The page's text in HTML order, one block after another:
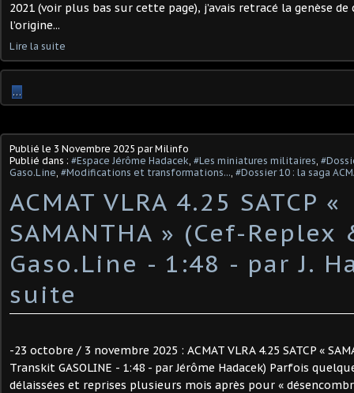
2021 (voir plus bas sur cette page), j’avais retracé la genèse
l’origine...
Lire la suite
…
Publié le 3 Novembre 2025 par Milinfo
Publié dans : #Espace Jérôme Hadacek, #Les miniatures militaires,
Gaso.Line, #Modifications et transformations..., #Dossier 10 : la saga
ACMAT VLRA 4.25 SATCP «
SAMANTHA » (Cef-
Gaso.Line - 1:48 - par J.
suite
-23 octobre / 3 novembre 2025 : ACMAT VLRA 4.25 SATCP «
Transkit GASOLINE - 1:48 - par Jérôme Hadacek) Parfois
délaissées et reprises plusieurs mois après pour «